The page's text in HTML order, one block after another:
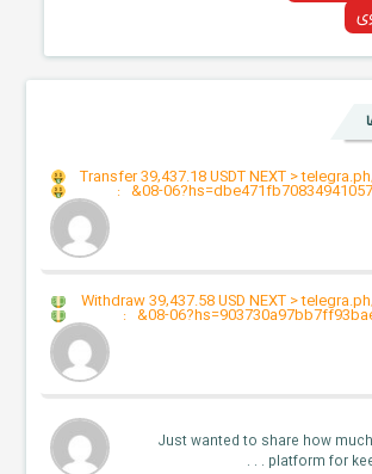
Transfer 39,437.18 USDT NEXT >
08-
:
Withdraw 39,437.58 USD NEXT >
08-
:
Just wanted to share how
platform for